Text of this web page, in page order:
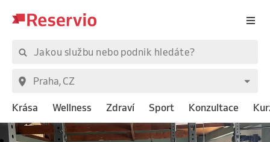
Krása Wellness Zdraví Sport Konzultace